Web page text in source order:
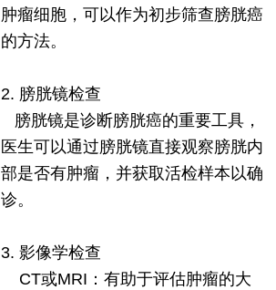
肿瘤细胞，可以作为初步筛查膀胱癌
的方法。
2. 膀胱镜检查
膀胱镜是诊断膀胱癌的重要工具，
医生可以通过膀胱镜直接观察膀胱内
部是否有肿瘤，并获取活检样本以确
诊。
3. 影像学检查
CT或MRI：有助于评估肿瘤的大